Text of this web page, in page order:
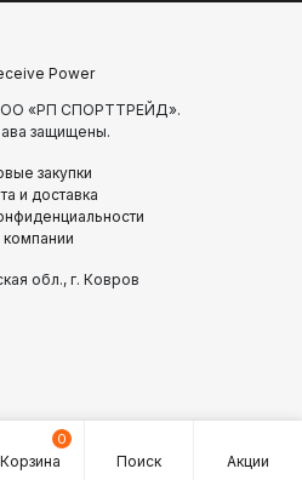
Корзина
0
Поиск Акции
«РП СПОРТТРЕЙД».
защищены.
закупки
и доставка
обл., г. Ковров